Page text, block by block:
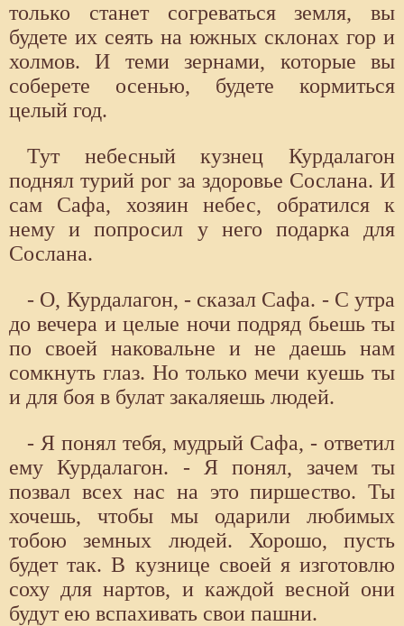
только станет согреваться земля, вы
будете их сеять на южных склонах гор и
холмов. И теми зернами, которые вы
соберете осенью, будете кормиться
целый год.
Тут небесный кузнец Курдалагон
поднял турий рог за здоровье Сослана. И
сам Сафа, хозяин небес, обратился к
нему и попросил у него подарка для
Сослана.
- О, Курдалагон, - сказал Сафа. - С утра
до вечера и целые ночи подряд бьешь ты
по своей наковальне и не даешь нам
сомкнуть глаз. Но только мечи куешь ты
и для боя в булат закаляешь людей.
- Я понял тебя, мудрый Сафа, - ответил
ему Курдалагон. - Я понял, зачем ты
позвал всех нас на это пиршество. Ты
хочешь, чтобы мы одарили любимых
тобою земных людей. Хорошо, пусть
будет так. В кузнице своей я изготовлю
соху для нартов, и каждой весной они
будут ею вспахивать свои пашни.